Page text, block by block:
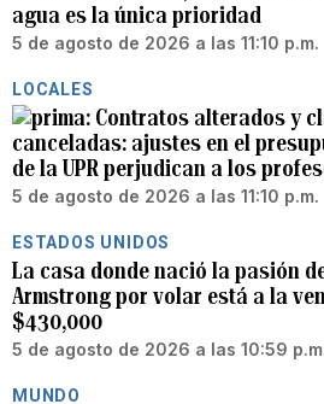
agua es la única prioridad
5 de agosto de 2026 a las 11:10 p.m.
LOCALES
Contratos alterados y
canceladas: ajustes en el
de la UPR perjudican a los
5 de agosto de 2026 a las 11:10 p.m.
ESTADOS UNIDOS
La casa donde nació la pasión
Armstrong por volar está a la
$430,000
5 de agosto de 2026 a las 10:59
MUNDO